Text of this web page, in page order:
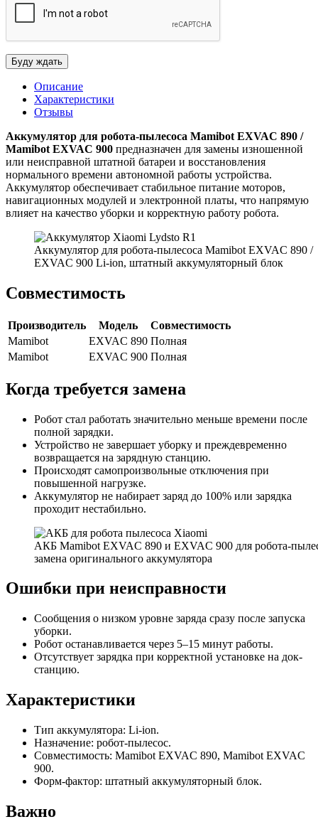
Описание
Характеристики
Отзывы
Аккумулятор для робота-пылесоса Mamibot EXVAC 890 /
Mamibot EXVAC 900 предназначен для замены изношенной
или неисправной штатной батареи и восстановления
нормального времени автономной работы устройства.
Аккумулятор обеспечивает стабильное питание моторов,
навигационных модулей и электронной платы, что напрямую
влияет на качество уборки и корректную работу робота.
Аккумулятор для робота-пылесоса Mamibot EXVAC 890 /
EXVAC 900 Li-ion, штатный аккумуляторный блок
Совместимость
Производитель Модель
Совместимость
Mamibot
EXVAC 890 Полная
Mamibot
EXVAC 900 Полная
Когда требуется замена
Робот стал работать значительно меньше времени после
полной зарядки.
Устройство не завершает уборку и преждевременно
возвращается на зарядную станцию.
Происходят самопроизвольные отключения при
повышенной нагрузке.
Аккумулятор не набирает заряд до 100% или зарядка
проходит нестабильно.
АКБ Mamibot EXVAC 890 и EXVAC 900 для робота-
замена оригинального аккумулятора
Ошибки при неисправности
Сообщения о низком уровне заряда сразу после запуска
уборки.
Робот останавливается через 5–15 минут работы.
Отсутствует зарядка при корректной установке на док-
станцию.
Характеристики
Тип аккумулятора: Li-ion.
Назначение: робот-пылесос.
Совместимость: Mamibot EXVAC 890, Mamibot EXVAC
900.
Форм-фактор: штатный аккумуляторный блок.
Важно